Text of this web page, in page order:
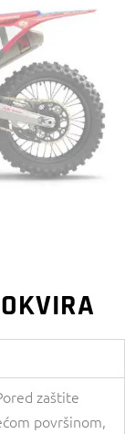
zaštite
površinom,